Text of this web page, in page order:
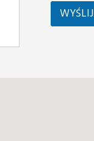
WYŚLIJ